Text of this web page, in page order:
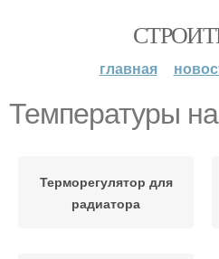
главная
Температуры
Терморегулятор для
радиатора